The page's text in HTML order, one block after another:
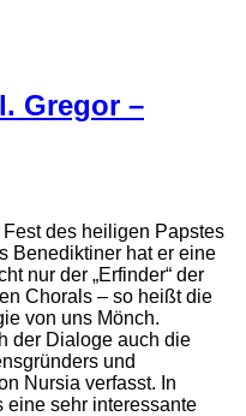
Gregor –
des heiligen Papstes
Benediktiner hat er eine
nur der „Erfinder“ der
Chorals – so heißt die
von uns Mönch.
der Dialoge auch die
und
Nursia verfasst. In
eine sehr interessante